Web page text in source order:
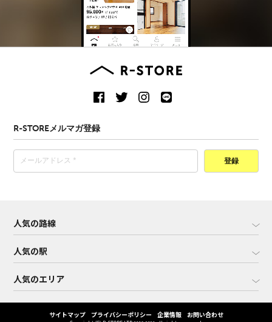
R-STOREメルマガ登録
登録
人気の路線
人気の駅
人気のエリア
サイトマップ プライバシーポリシー 企業情報 お問い合わせ